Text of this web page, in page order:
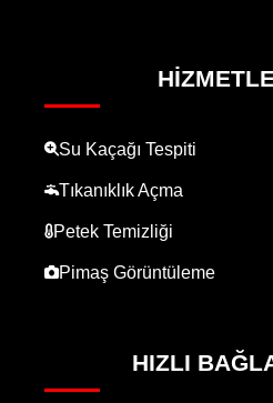
Su Kaçağı Tespiti
Tıkanıklık Açma
Petek Temizliği
Pimaş Görüntüleme
HIZLI